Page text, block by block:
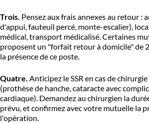
Trois. Pensez aux frais annexes au retour :
d'appui, fauteuil percé, monte-escalier),
médical, transport médicalisé. Certaines
proposent un "forfait retour à domicile" de
la présence de ce poste.
Quatre. Anticipez le SSR en cas de
(prothèse de hanche, cataracte avec
cardiaque). Demandez au chirurgien la
prévu, et confirmez avec votre mutuelle la
l'opération.